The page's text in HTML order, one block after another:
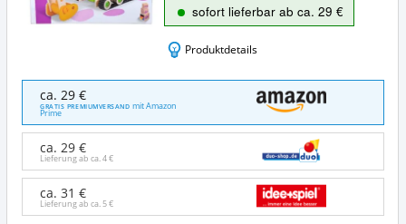
sofort lieferbar ab ca. 29 €
Produktdetails
Eichhorn
Constructor
Raupenbagger
Angebote:
Wo
ist
dieses
Eichhorn
ca. 29 €
GRATIS PREMIUMVERSAND mit Amazon
Prime
ca. 29 €
Lieferung ab ca.4 €
ca. 31 €
Lieferung ab ca.5 €